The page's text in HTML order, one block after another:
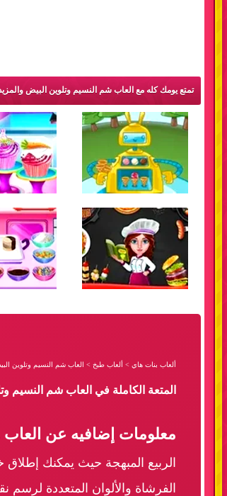
تمتع يومك كله مع العاب شم النسيم وتلوين البيض
ألعاب بنات هاي > ألعاب طبخ > العاب شم النسيم وتلوين
المتعة الكاملة في العاب شم
معلومات إضافيه عن
الربيع المبهجة حيث يمكنك إطلاق
الفرشاة والألوان المتعددة